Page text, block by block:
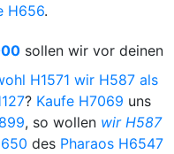
H656.
sollen wir vor deinen
H1571 wir H587 als
? Kaufe H7069 uns
, so wollen wirH587
des Pharaos H6547